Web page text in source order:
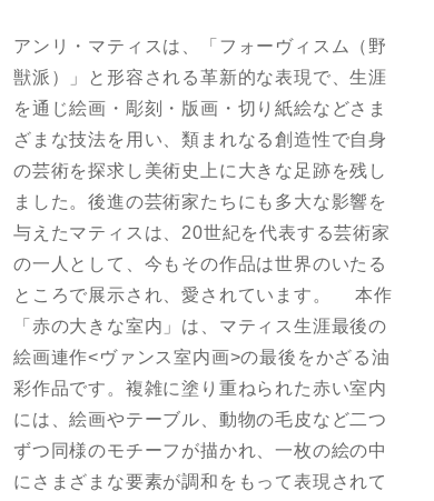
アンリ・マティスは、「フォーヴィスム（野
獣派）」と形容される革新的な表現で、生涯
を通じ絵画・彫刻・版画・切り紙絵などさま
ざまな技法を用い、類まれなる創造性で自身
の芸術を探求し美術史上に大きな足跡を残し
ました。後進の芸術家たちにも多大な影響を
与えたマティスは、20世紀を代表する芸術家
の一人として、今もその作品は世界のいたる
ところで展示され、愛されています。 本作
「赤の大きな室内」は、マティス生涯最後の
絵画連作<ヴァンス室内画>の最後をかざる油
彩作品です。複雑に塗り重ねられた赤い室内
には、絵画やテーブル、動物の毛皮など二つ
ずつ同様のモチーフが描かれ、一枚の絵の中
にさまざまな要素が調和をもって表現されて